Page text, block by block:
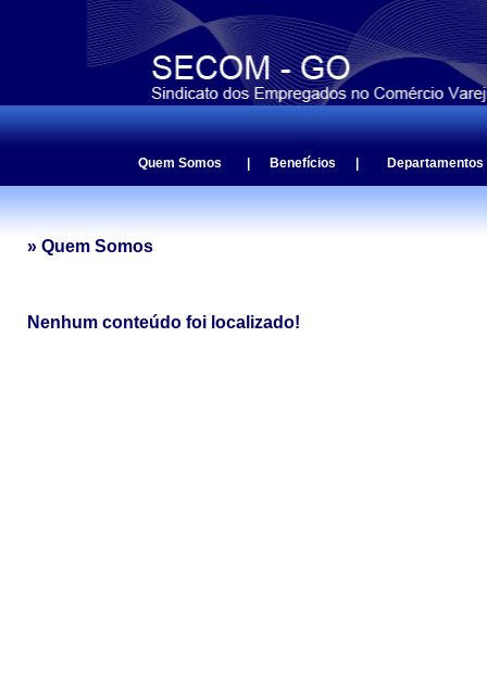
Quem Somos Benefícios Departamentos
» Quem Somos
Nenhum conteúdo foi localizado!